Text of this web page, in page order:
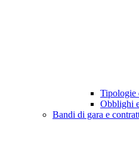
Tipologie
Obblighi
Bandi di gara e